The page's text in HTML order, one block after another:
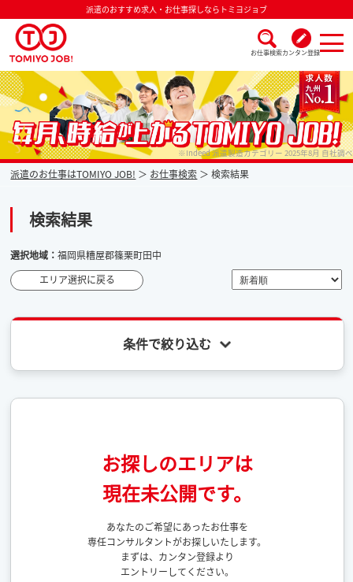
派遣のおすすめ求人・お仕事探しならトミヨジョブ
お仕事検索カンタン登録
派遣なら毎月時給が上がるトミヨジョブ ※Indeed 派遣製造カテゴリー 2025年8月 自社調べ
派遣のお仕事はTOMIYO JOB! お仕事検索 検索結果
検索結果
選択地域：福岡県糟屋郡篠栗町田中
エリア選択に戻る
条件で絞り込む
お探しのエリアは
現在未公開です。
あなたのご希望にあったお仕事を
専任コンサルタントがお探しいたします。
まずは、カンタン登録より
エントリーしてください。